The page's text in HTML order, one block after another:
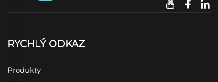
RYCHLÝ ODKAZ
Produkty